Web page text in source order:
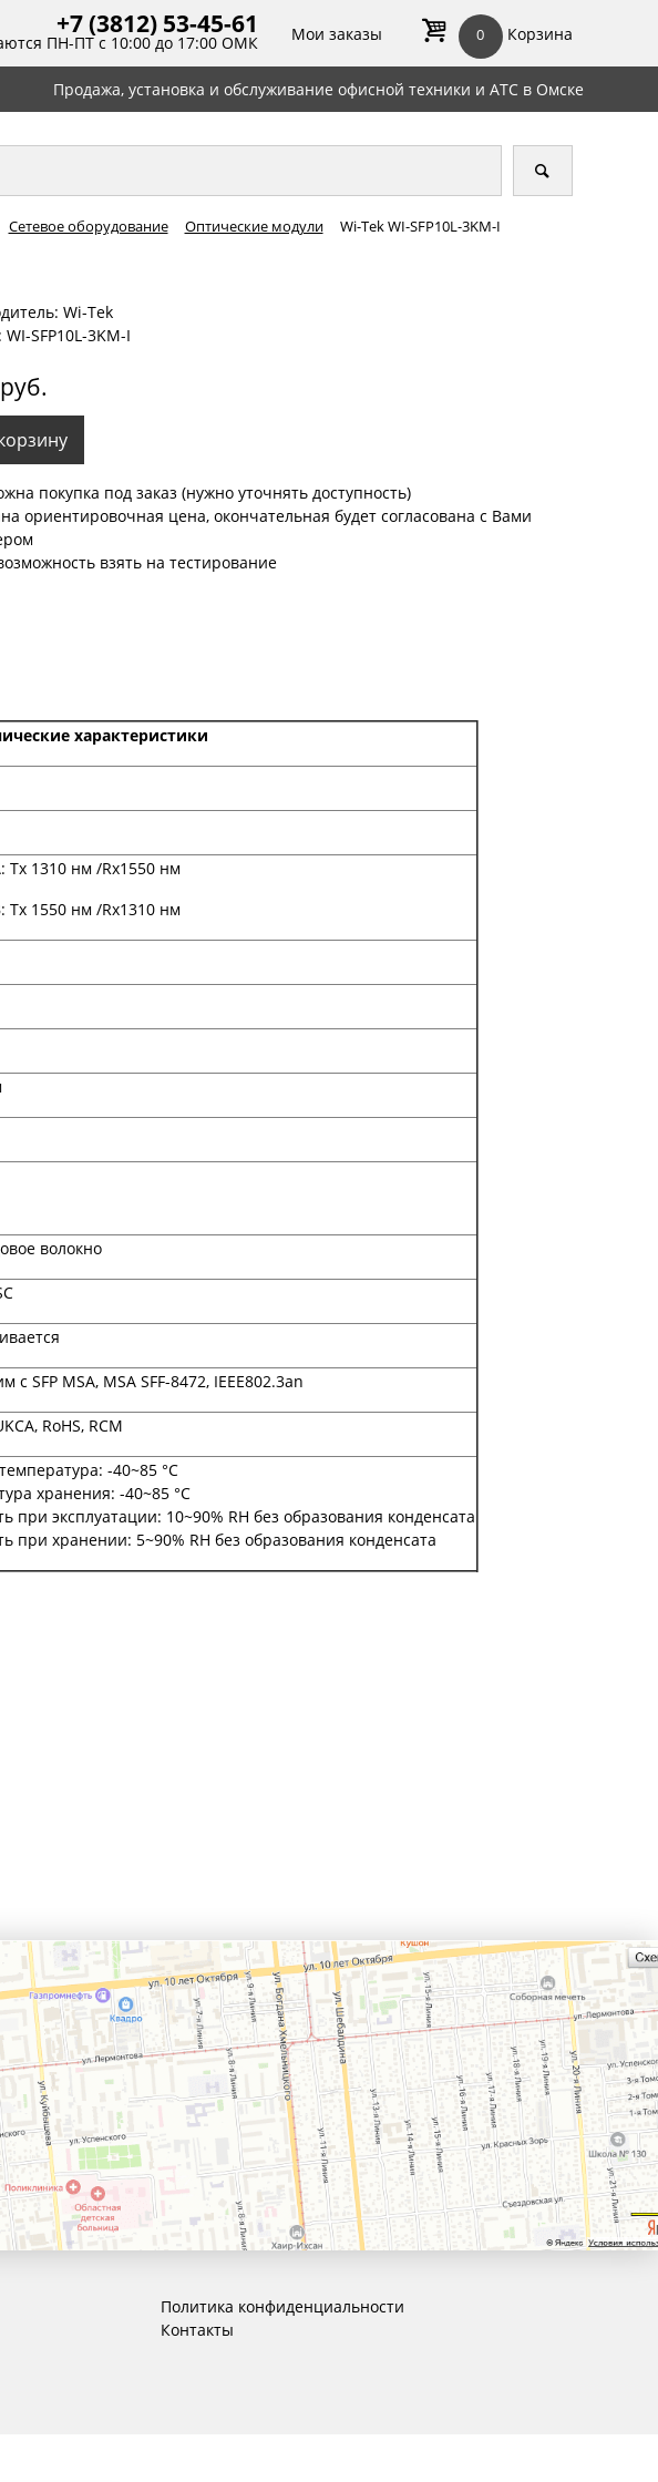
+7 (3812) 53-45-61
ПН-ПТ с 10:00 до 17:00 ОМК Мои заказы 0 Корзина
Продажа, установка и обслуживание офисной техники и АТС в Омске
Сетевое оборудование Оптические модули Wi-Tek WI-SFP10L-3KM-I
Wi-Tek
SFP10L-3KM-I
покупка под заказ (нужно уточнять доступность)
ориентировочная цена, окончательная будет согласована с Вами
взять на тестирование
характеристики
Tx 1310 нм /Rx1550 нм
Tx 1550 нм /Rx1310 нм
волокно
с SFP MSA, MSA SFF-8472, IEEE802.3an
RoHS, RCM
-40~85 °C
хранения: -40~85 °C
при эксплуатации: 10~90% RH без образования конденсата
при хранении: 5~90% RH без образования конденсата
Политика конфиденциальности
Контакты